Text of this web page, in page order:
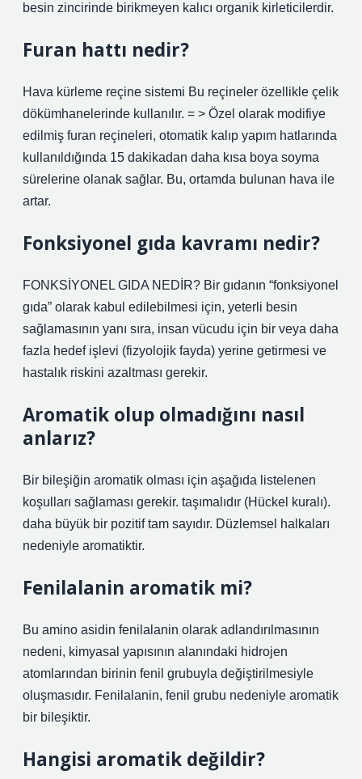
besin zincirinde birikmeyen kalıcı organik kirleticilerdir.
Furan hattı nedir?
Hava kürleme reçine sistemi Bu reçineler özellikle çelik
dökümhanelerinde kullanılır. = > Özel olarak modifiye
edilmiş furan reçineleri, otomatik kalıp yapım hatlarında
kullanıldığında 15 dakikadan daha kısa boya soyma
sürelerine olanak sağlar. Bu, ortamda bulunan hava ile
artar.
Fonksiyonel gıda kavramı nedir?
FONKSİYONEL GIDA NEDİR? Bir gıdanın “fonksiyonel
gıda” olarak kabul edilebilmesi için, yeterli besin
sağlamasının yanı sıra, insan vücudu için bir veya daha
fazla hedef işlevi (fizyolojik fayda) yerine getirmesi ve
hastalık riskini azaltması gerekir.
Aromatik olup olmadığını nasıl
anlarız?
Bir bileşiğin aromatik olması için aşağıda listelenen
koşulları sağlaması gerekir. taşımalıdır (Hückel kuralı).
daha büyük bir pozitif tam sayıdır. Düzlemsel halkaları
nedeniyle aromatiktir.
Fenilalanin aromatik mi?
Bu amino asidin fenilalanin olarak adlandırılmasının
nedeni, kimyasal yapısının alanındaki hidrojen
atomlarından birinin fenil grubuyla değiştirilmesiyle
oluşmasıdır. Fenilalanin, fenil grubu nedeniyle aromatik
bir bileşiktir.
Hangisi aromatik değildir?